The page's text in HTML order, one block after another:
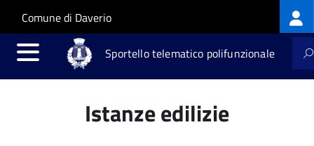
Salta al contenuto principale
Skip to site navigation
Comune di Daverio
Sportello telematico polifunzionale
Istanze edilizie